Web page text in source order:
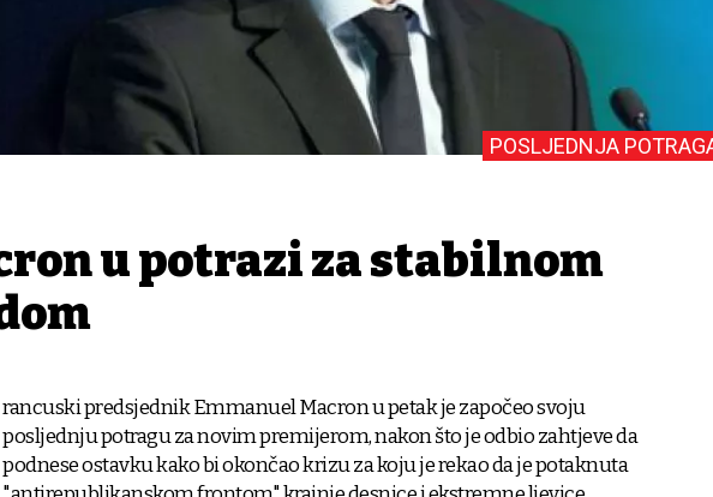
POSLJEDNJA
u potrazi za stabilnom
rancuski predsjednik Emmanuel Macron u petak je započeo svoju
posljednju potragu za novim premijerom, nakon što je odbio zahtjeve da
podnese ostavku kako bi okončao krizu za koju je rekao da je potaknuta